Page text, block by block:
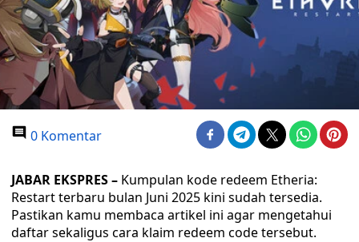
0 Komentar
JABAR EKSPRES – Kumpulan kode redeem Etheria:
Restart terbaru bulan Juni 2025 kini sudah tersedia.
Pastikan kamu membaca artikel ini agar mengetahui
daftar sekaligus cara klaim redeem code tersebut.